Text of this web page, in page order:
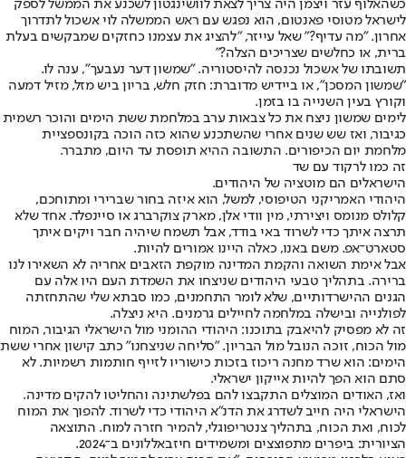
כשהאלוף עזר ויצמן היה צריך לצאת לוושינגטון לשכנע את הממשל לספק
לישראל מטוסי פאנטום, הוא נפגש עם ראש הממשלה לוי אשכול לתדרוך
אחרון. "מה עדיף?" שאל עייזר, "להציג את עצמנו כחזקים שמבקשים בעלת
ברית, או כחלשים שצריכים הצלה?"
תשובתו של אשכול נכנסה להיסטוריה. "שמשון דער נעבעך", ענה לו.
"שמשון המסכן", או ביידיש מדוברת: חזק חלש, בריון ביש מזל, מזיל דמעה
וקורץ בעין השנייה בו בזמן.
לימים שמשון ניצח את כל צבאות ערב במלחמת ששת הימים והוכר רשמית
כגיבור, ואז שש שנים אחרי שהשתכנע שהוא כזה הוכה בקונספציית
מלחמת יום הכיפורים. התשובה ההיא תופסת עד היום, מתברר.
זה כמו לרקוד עם שד
הישראלים הם מוטציה של היהודים.
היהודי האמריקני הטיפוסי, למשל, הוא איזה בחור שברירי ומתוחכם,
קלולס מנומס ויצירתי, מין וודי אלן, מארק צוקרברג או סיינפלד. אחד שלא
תרצה איתך כדי לשרוד באי בודד, אבל תשמח שיהיה חבר ויקים איתך
סטארט־אפ. משם באנו, כאלה היינו אמורים להיות.
אבל אימת השואה והקמת המדינה מוקפת הזאבים אחריה לא השאירו לנו
ברירה. בתהליך טבעי היהודים שניצחו את השמדת העם היו אלה עם
הגנים ההישרדותיים, שלא לומר התחמנים, כמו סבתא שלי שהתחזתה
לפולנייה ובישלה במלחמה לחיילים גרמנים. היא ניצלה.
זה לא מפסיק להיאבק בתוכנו: היהודי ההומני מול הישראלי הגיבור, המוח
מול הכוח, זוכה הנובל מול הבריון. "סליחה שניצחנו" כתב קישון אחרי ששת
הימים: הוא שרד מחנה ריכוז בזכות כישוריו לזייף חותמות רשמיות. לא
סתם הוא הפך להיות אייקון ישראלי.
ואז, האודים המוצלים התקבצו להם בפלשתינה והחליטו להקים מדינה.
הישראלי היה חייב לשדרג את הדנ"א היהודי כדי לשרוד. להפוך את המוח
לכוח, ואת הכוח, בתהליך צנטריפוגלי, להמיר חזרה למוח. התוצאה
הציורית: ביפרים מתפוצצים ומשמידים חיזבאללונים ב־2024.